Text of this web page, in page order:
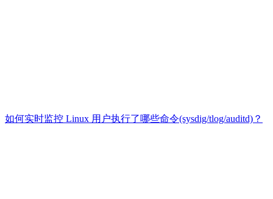
如何实时监控 Linux 用户执行了哪些命令(sysdig/tlog/auditd)？